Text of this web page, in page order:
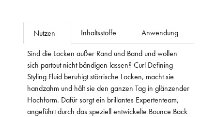
Nutzen Inhaltsstoffe Anwendung
Sind die Locken außer Rand und Band und wollen
sich partout nicht bändigen lassen? Curl Defining
Styling Fluid beruhigt störrische Locken, macht sie
handzahm und hält sie den ganzen Tag in glänzender
Hochform. Dafür sorgt ein brillantes Expertenteam,
angeführt durch das speziell entwickelte Bounce Back